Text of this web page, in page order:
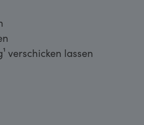
verschicken lassen